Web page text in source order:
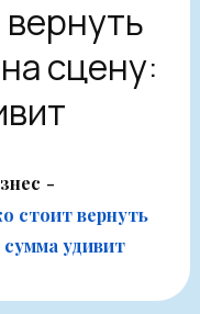
сцену:
стоит вернуть
удивит